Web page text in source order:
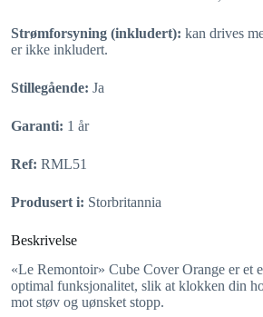
Strømforsyning (inkludert): kan drives
er ikke inkludert.
Stillegående: Ja
Garanti: 1 år
Ref: RML51
Produsert i: Storbritannia
Beskrivelse
«Le Remontoir» Cube Cover Orange er et
optimal funksjonalitet, slik at klokken din
mot støv og uønsket stopp.